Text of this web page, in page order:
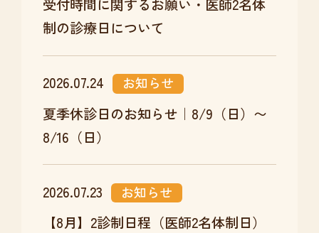
受付時間に関するお願い・医師2名体
制の診療日について
2026.07.24 お知らせ
夏季休診日のお知らせ｜8/9（日）〜
8/16（日）
2026.07.23 お知らせ
【8月】2診制日程（医師2名体制日）